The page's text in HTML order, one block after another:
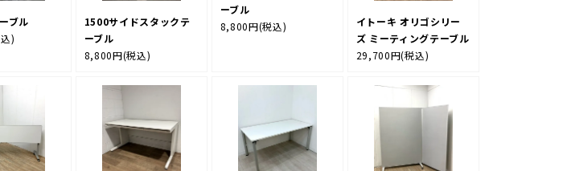
ブル
)
1500サイドスタックテ
ーブル
8,800円(税込)
ーブル
8,800円(税込)
イトーキ オリゴシリー
ズ ミーティングテーブル
29,700円(税込)